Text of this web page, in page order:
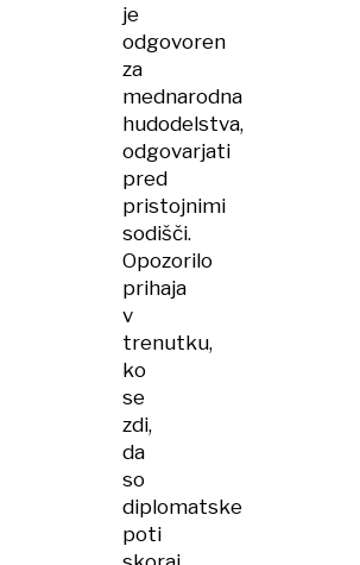
je
odgovoren
za
mednarodna
hudodelstva,
odgovarjati
pred
pristojnimi
sodišči.
Opozorilo
prihaja
v
trenutku,
ko
se
zdi,
da
so
diplomatske
poti